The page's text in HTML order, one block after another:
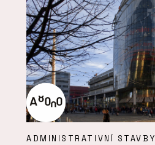
ADMINISTRATIVNÍ STAVBY